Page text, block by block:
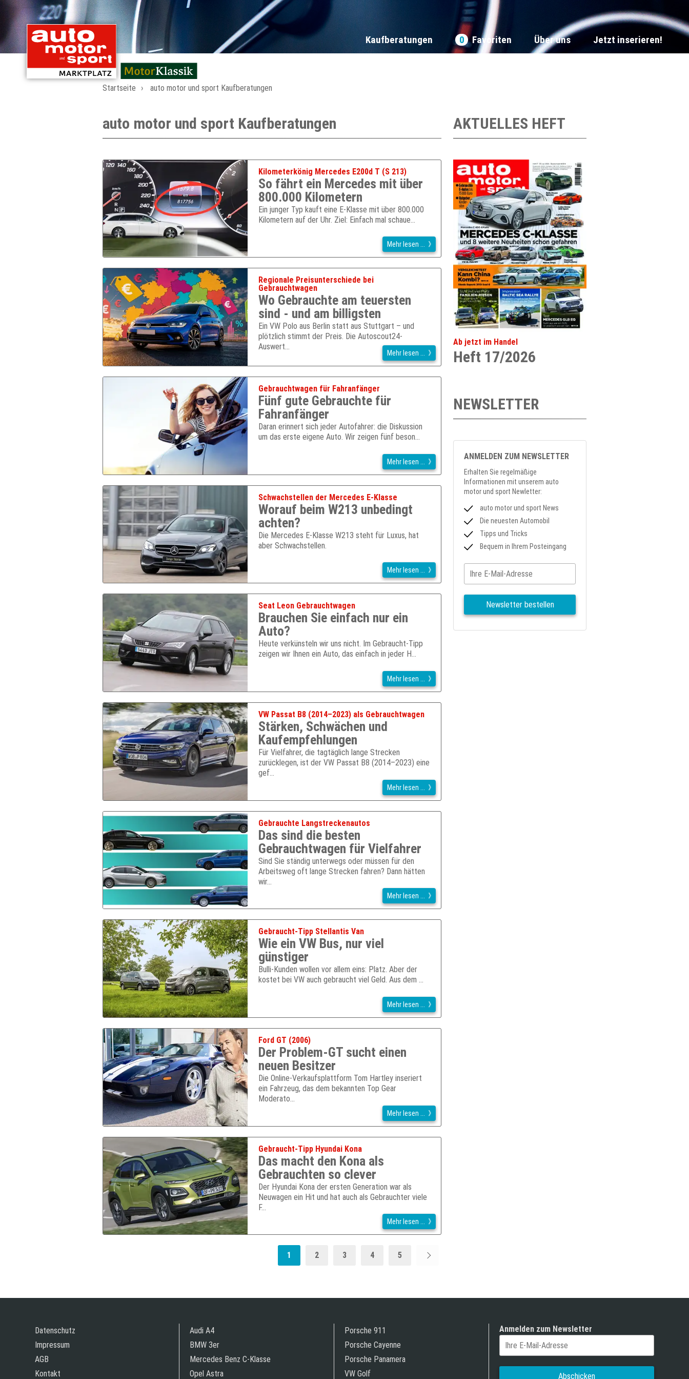
Kaufberatungen 0 Favoriten Über uns Jetzt inserieren!
Startseite auto motor und sport Kaufberatungen
auto motor und sport Kaufberatungen
Kilometerkönig Mercedes E200d T (S 213)
So fährt ein Mercedes mit über
800.000 Kilometern
Ein junger Typ kauft eine E-Klasse mit über 800.000
Kilometern auf der Uhr. Ziel: Einfach mal schaue…
Mehr lesen ...
Regionale Preisunterschiede bei
Gebrauchtwagen
Wo Gebrauchte am teuersten
sind - und am billigsten
Ein VW Polo aus Berlin statt aus Stuttgart – und
plötzlich stimmt der Preis. Die Autoscout24-
Auswert…
Mehr lesen ...
Gebrauchtwagen für Fahranfänger
Fünf gute Gebrauchte für
Fahranfänger
Daran erinnert sich jeder Autofahrer: die Diskussion
um das erste eigene Auto. Wir zeigen fünf beson…
Mehr lesen ...
Schwachstellen der Mercedes E-Klasse
Worauf beim W213 unbedingt
achten?
Die Mercedes E-Klasse W213 steht für Luxus, hat
aber Schwachstellen.
Mehr lesen ...
Seat Leon Gebrauchtwagen
Brauchen Sie einfach nur ein
Auto?
Heute verkünsteln wir uns nicht. Im Gebraucht-Tipp
zeigen wir Ihnen ein Auto, das einfach in jeder H…
Mehr lesen ...
VW Passat B8 (2014–2023) als Gebrauchtwagen
Stärken, Schwächen und
Kaufempfehlungen
Für Vielfahrer, die tagtäglich lange Strecken
zurücklegen, ist der VW Passat B8 (2014–2023) eine
gef…
Mehr lesen ...
Gebrauchte Langstreckenautos
Das sind die besten
Gebrauchtwagen für Vielfahrer
Sind Sie ständig unterwegs oder müssen für den
Arbeitsweg oft lange Strecken fahren? Dann hätten
wir…
Mehr lesen ...
Gebraucht-Tipp Stellantis Van
Wie ein VW Bus, nur viel
günstiger
Bulli-Kunden wollen vor allem eins: Platz. Aber der
kostet bei VW auch gebraucht viel Geld. Aus dem …
Mehr lesen ...
Ford GT (2006)
Der Problem-GT sucht einen
neuen Besitzer
Die Online-Verkaufsplattform Tom Hartley inseriert
ein Fahrzeug, das dem bekannten Top Gear
Moderato…
Mehr lesen ...
Gebraucht-Tipp Hyundai Kona
Das macht den Kona als
Gebrauchten so clever
Der Hyundai Kona der ersten Generation war als
Neuwagen ein Hit und hat auch als Gebrauchter viele
F…
Mehr lesen ...
1 2 3 4 5
AKTUELLES HEFT
Ab jetzt im Handel
Heft 17/2026
NEWSLETTER
ANMELDEN ZUM NEWSLETTER
Erhalten Sie regelmäßige
Informationen mit unserem auto
motor und sport Newletter:
auto motor und sport News
Die neuesten Automobil
Tipps und Tricks
Bequem in Ihrem Posteingang
Datenschutz
Impressum
AGB
Kontakt
Audi A4
BMW 3er
Mercedes Benz C-Klasse
Opel Astra
Porsche 911
Porsche Cayenne
Porsche Panamera
VW Golf
Anmelden zum Newsletter